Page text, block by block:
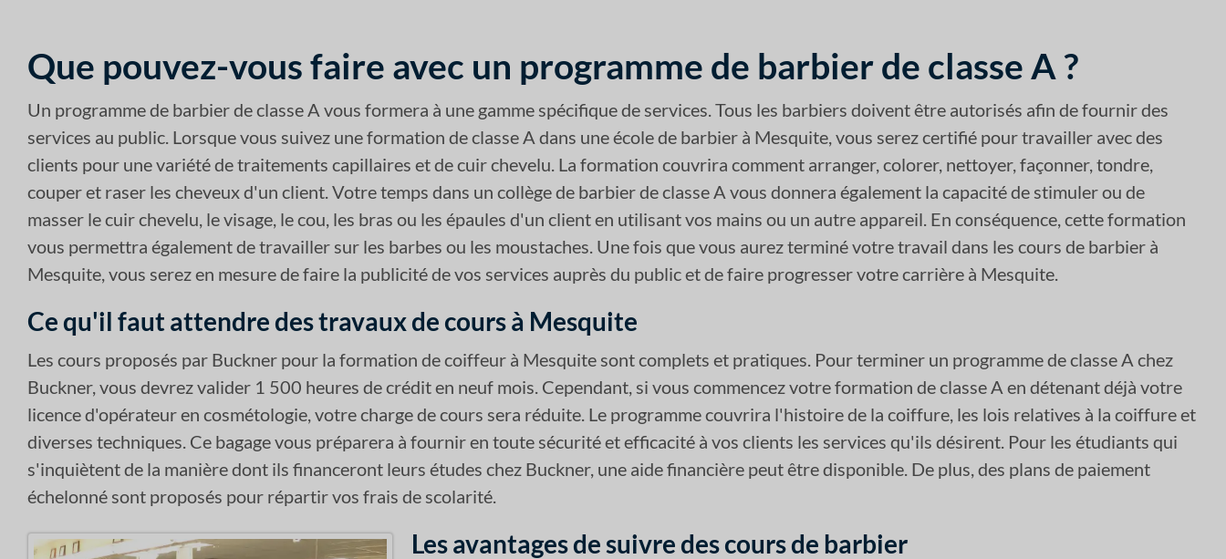
Que pouvez-vous faire avec un programme de barbier de classe A ?
Un programme de barbier de classe A vous formera à une gamme spécifique de services. Tous les barbiers doivent être autorisés afin de fournir des
services au public. Lorsque vous suivez une formation de classe A dans une école de barbier à Mesquite, vous serez certifié pour travailler avec des
clients pour une variété de traitements capillaires et de cuir chevelu. La formation couvrira comment arranger, colorer, nettoyer, façonner, tondre,
couper et raser les cheveux d'un client. Votre temps dans un collège de barbier de classe A vous donnera également la capacité de stimuler ou de
masser le cuir chevelu, le visage, le cou, les bras ou les épaules d'un client en utilisant vos mains ou un autre appareil. En conséquence, cette formation
vous permettra également de travailler sur les barbes ou les moustaches. Une fois que vous aurez terminé votre travail dans les cours de barbier à
Mesquite, vous serez en mesure de faire la publicité de vos services auprès du public et de faire progresser votre carrière à Mesquite.
Ce qu'il faut attendre des travaux de cours à Mesquite
Les cours proposés par Buckner pour la formation de coiffeur à Mesquite sont complets et pratiques. Pour terminer un programme de classe A chez
Buckner, vous devrez valider 1 500 heures de crédit en neuf mois. Cependant, si vous commencez votre formation de classe A en détenant déjà votre
licence d'opérateur en cosmétologie, votre charge de cours sera réduite. Le programme couvrira l'histoire de la coiffure, les lois relatives à la coiffure et
diverses techniques. Ce bagage vous préparera à fournir en toute sécurité et efficacité à vos clients les services qu'ils désirent. Pour les étudiants qui
s'inquiètent de la manière dont ils financeront leurs études chez Buckner, une aide financière peut être disponible. De plus, des plans de paiement
échelonné sont proposés pour répartir vos frais de scolarité.
Les avantages de suivre des cours de barbier